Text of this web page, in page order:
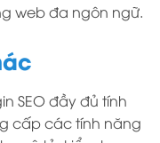
web đa ngôn ngữ.
SEO đầy đủ tính
cấp các tính năng